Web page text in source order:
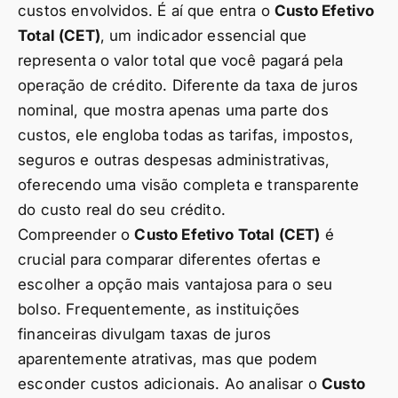
custos envolvidos. É aí que entra oCusto Efetivo
Total (CET), um indicador essencial que
representa o valor total que você pagará pela
operação de crédito. Diferente da taxa de juros
nominal, que mostra apenas uma parte dos
custos, ele engloba todas as tarifas, impostos,
seguros e outras despesas administrativas,
oferecendo uma visão completa e transparente
do custo real do seu crédito.
Compreender oCusto Efetivo Total (CET) é
crucial para comparar diferentes ofertas e
escolher a opção mais vantajosa para o seu
bolso. Frequentemente, as instituições
financeiras divulgam taxas de juros
aparentemente atrativas, mas que podem
esconder custos adicionais. Ao analisar oCusto